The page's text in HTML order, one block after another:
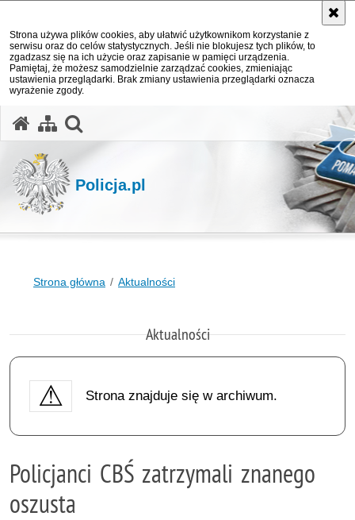
Strona używa plików cookies, aby ułatwić użytkownikom korzystanie z
serwisu oraz do celów statystycznych. Jeśli nie blokujesz tych plików, to
zgadzasz się na ich użycie oraz zapisanie w pamięci urządzenia.
Pamiętaj, że możesz samodzielnie zarządzać cookies, zmieniając
ustawienia przeglądarki. Brak zmiany ustawienia przeglądarki oznacza
wyrażenie zgody.
Policja.pl
Strona główna Aktualności
Aktualności
Strona znajduje się w archiwum.
Policjanci CBŚ zatrzymali znanego
oszusta